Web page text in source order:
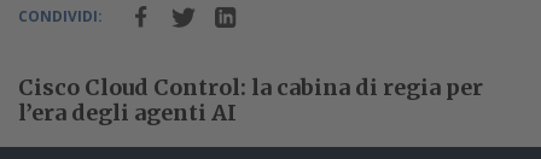
CONDIVIDI:
Cisco Cloud Control: la cabina di regia per
l’era degli agenti AI